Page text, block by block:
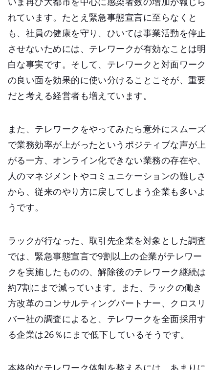
れています。たとえ緊急事態宣言に至らなくと
も、社員の健康を守り、ひいては事業活動を停止
させないためには、テレワークが有効なことは明
白な事実です。そして、テレワークと対面ワーク
の良い面を効果的に使い分けることこそが、重要
だと考える経営者も増えています。
また、テレワークをやってみたら意外にスムーズ
で業務効率が上がったというポジティブな声が上
がる一方、オンライン化できない業務の存在や、
人のマネジメントやコミュニケーションの難しさ
から、従来のやり方に戻してしまう企業も多いよ
うです。
ラックが行なった、取引先企業を対象とした調査
では、緊急事態宣言で9割以上の企業がテレワー
クを実施したものの、解除後のテレワーク継続は
約7割にまで減っています。また、ラックの働き
方改革のコンサルティングパートナー、クロスリ
バー社の調査によると、テレワークを全面採用す
る企業は26％にまで低下しているそうです。
本格的なテレワーク体制を整えるには、あまりに